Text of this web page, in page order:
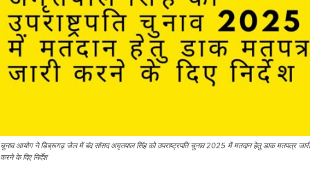
चुनाव आयोग ने डिब्रूगढ़ जेल में बंद सांसद अमृतपाल सिंह को उपराष्ट्रपति चुनाव 2025 में मतदान हेतु डाक मतपत्र जारी
करने के दिए निर्देश